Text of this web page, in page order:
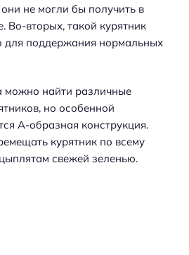
не могли бы получить в
Во-вторых, такой курятник
для поддержания нормальных
можно найти различные
но особенной
А-образная конструкция.
курятник по всему
свежей зеленью.